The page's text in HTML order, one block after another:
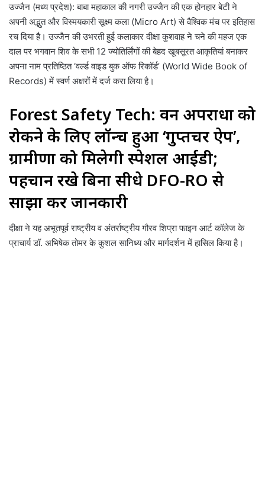
उज्जैन (मध्य प्रदेश): बाबा महाकाल की नगरी उज्जैन की एक होनहार बेटी ने
अपनी अद्भुत और विस्मयकारी सूक्ष्म कला (Micro Art) से वैश्विक मंच पर इतिहास
रच दिया है। उज्जैन की उभरती हुई कलाकार दीक्षा कुशवाह ने चने की महज एक
दाल पर भगवान शिव के सभी 12 ज्योतिर्लिंगों की बेहद खूबसूरत आकृतियां बनाकर
अपना नाम प्रतिष्ठित ‘वर्ल्ड वाइड बुक ऑफ रिकॉर्ड’ (World Wide Book of
Records) में स्वर्ण अक्षरों में दर्ज करा लिया है।
Forest Safety Tech: वन अपराधों को
रोकने के लिए लॉन्च हुआ ‘गुप्तचर ऐप’,
ग्रामीणों को मिलेगी स्पेशल आईडी;
पहचान रखे बिना सीधे DFO-RO से
साझा करें जानकारी
दीक्षा ने यह अभूतपूर्व राष्ट्रीय व अंतर्राष्ट्रीय गौरव शिप्रा फाइन आर्ट कॉलेज के
प्राचार्य डॉ. अभिषेक तोमर के कुशल सानिध्य और मार्गदर्शन में हासिल किया है।